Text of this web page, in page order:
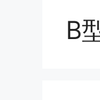
B